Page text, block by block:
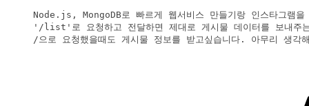
Node.js, MongoDB로 빠르게 웹서비스 만들기랑 인스타그
'/list'로 요청하고 전달하면 제대로 게시물 데이터를 보내주
/으로 요청했을때도 게시물 정보를 받고싶습니다. 아무리 생각